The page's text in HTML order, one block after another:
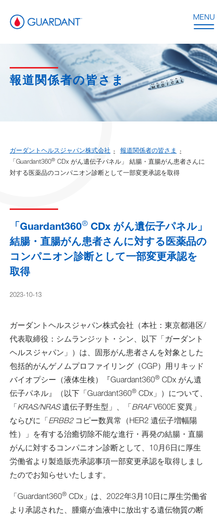
報道関係者の皆さま
ガーダントヘルスジャパン株式会社
報道関係者の皆さま
「Guardant360® CDx がん遺伝子パネル」 結腸・直腸がん患者さんに
対する医薬品のコンパニオン診断として一部変更承認を取得
「Guardant360® CDx がん遺伝子パネル」
結腸・直腸がん患者さんに対する医薬品の
コンパニオン診断として一部変更承認を
取得
2023-10-13
ガーダントヘルスジャパン株式会社（本社：東京都港区/
代表取締役：シムランジット・シン、以下「ガーダント
ヘルスジャパン」）は、固形がん患者さんを対象とした
包括的がんゲノムプロファイリング（CGP）用リキッド
バイオプシー（液体生検）『Guardant360® CDx がん遺
伝子パネル』（以下「Guardant360® CDx」）について、
「 KRAS/NRAS遺伝子野生型」、「 BRAF V600E 変異」
ならびに「 ERBB2コピー数異常（HER2 遺伝子増幅陽
性）」を有する治癒切除不能な進行・再発の結腸・直腸
がんに対するコンパニオン診断として、10月6日に厚生
労働省より製造販売承認事項一部変更承認を取得しまし
たのでお知らせいたします。
「Guardant360® CDx」は、2022年3月10日に厚生労働省
より承認された、腫瘍が血液中に放出する遺伝物質の断